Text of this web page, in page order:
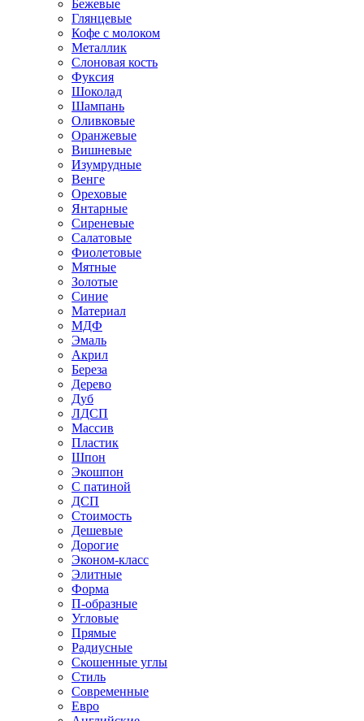
Бежевые
Глянцевые
Кофе с молоком
Металлик
Слоновая кость
Фуксия
Шоколад
Шампань
Оливковые
Оранжевые
Вишневые
Изумрудные
Венге
Ореховые
Янтарные
Сиреневые
Салатовые
Фиолетовые
Мятные
Золотые
Синие
Материал
МДФ
Эмаль
Акрил
Береза
Дерево
Дуб
ЛДСП
Массив
Пластик
Шпон
Экошпон
С патиной
ДСП
Стоимость
Дешевые
Дорогие
Эконом-класс
Элитные
Форма
П-образные
Угловые
Прямые
Радиусные
Скошенные углы
Стиль
Современные
Евро